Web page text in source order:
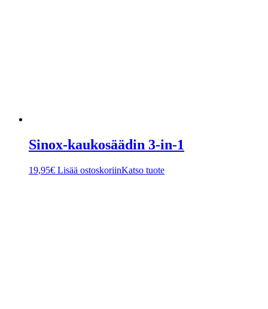
Sinox-kaukosäädin 3-in-1
19,95€ Lisää ostoskoriinKatso tuote